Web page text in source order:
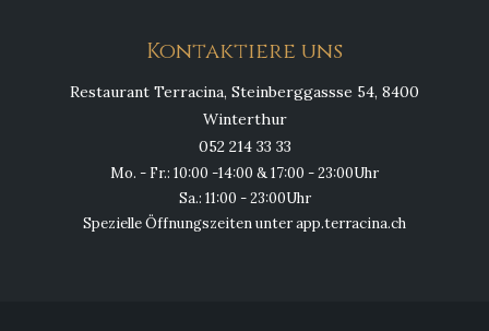
Kontaktiere uns
Restaurant Terracina, Steinberggassse 54, 8400
Winterthur
052 214 33 33
Mo. - Fr.: 10:00 -14:00 & 17:00 - 23:00Uhr
Sa.: 11:00 - 23:00Uhr
Spezielle Öffnungszeiten unter app.terracina.ch